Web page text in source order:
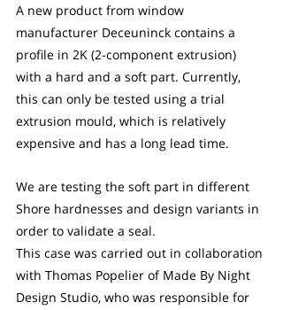
A new product from window
manufacturer Deceuninck contains a
profile in 2K (2-component extrusion)
with a hard and a soft part. Currently,
this can only be tested using a trial
extrusion mould, which is relatively
expensive and has a long lead time.
We are testing the soft part in different
Shore hardnesses and design variants in
order to validate a seal.
This case was carried out in collaboration
with Thomas Popelier of Made By Night
Design Studio, who was responsible for